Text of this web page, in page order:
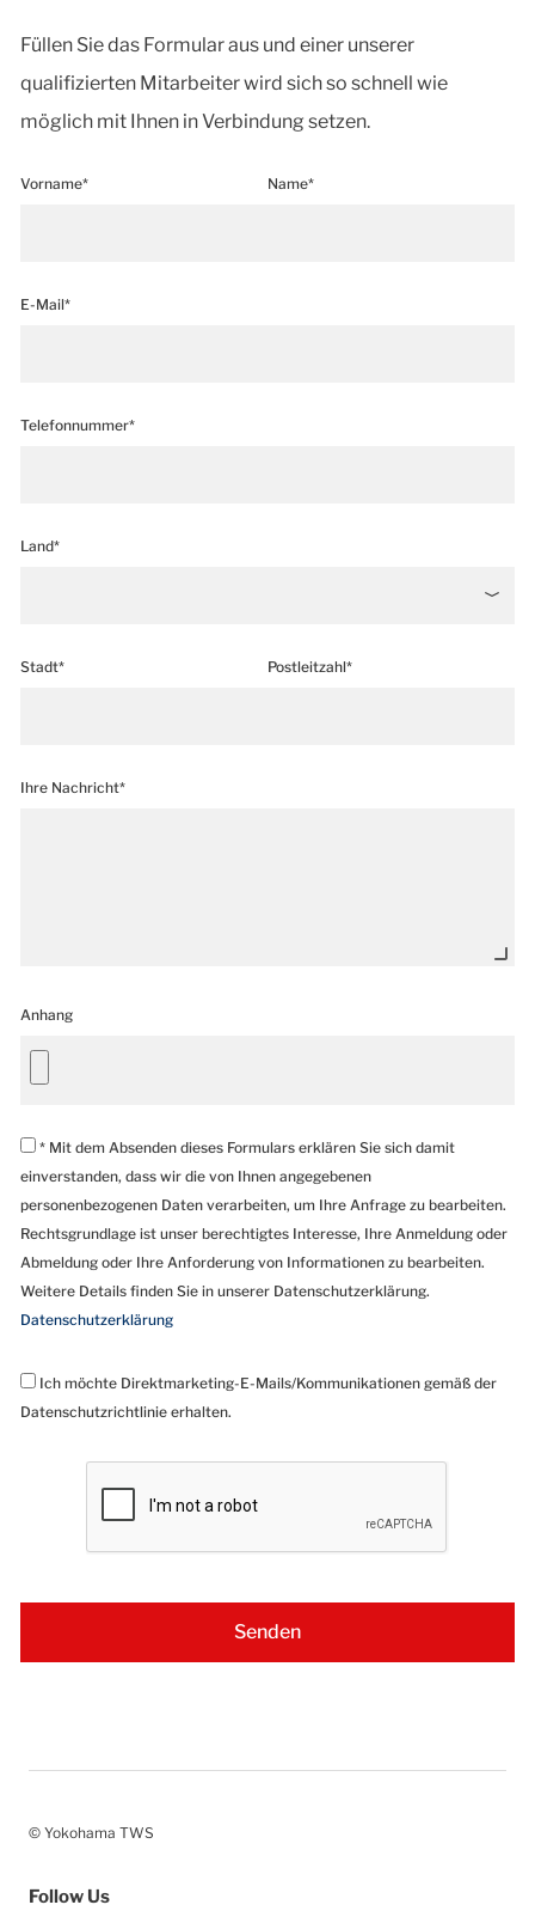
Füllen Sie das Formular aus und einer unserer
qualifizierten Mitarbeiter wird sich so schnell wie
möglich mit Ihnen in Verbindung setzen.
Vorname* Name*
E-Mail*
Telefonnummer*
Land*
Stadt* Postleitzahl*
Ihre Nachricht*
Anhang
* Mit dem Absenden dieses Formulars erklären Sie sich damit
einverstanden, dass wir die von Ihnen angegebenen
personenbezogenen Daten verarbeiten, um Ihre Anfrage zu bearbeiten.
Rechtsgrundlage ist unser berechtigtes Interesse, Ihre Anmeldung oder
Abmeldung oder Ihre Anforderung von Informationen zu bearbeiten.
Weitere Details finden Sie in unserer Datenschutzerklärung.
Datenschutzerklärung
Ich möchte Direktmarketing-E-Mails/Kommunikationen gemäß der
Datenschutzrichtlinie erhalten.
© Yokohama TWS
Follow Us